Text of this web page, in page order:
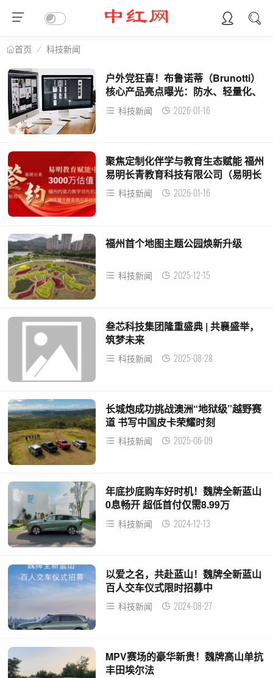
首页 科技新闻
户外党狂喜！布鲁诺蒂（Brunotti）
核心产品亮点曝光：防水、轻量化、
本土化拉满
科技新闻 2026-01-16
聚焦定制化伴学与教育生态赋能 ​福州
易明长青教育科技有限公司（易明长
青）完成天使轮融资
科技新闻 2026-01-16
福州首个地图主题公园焕新升级
科技新闻 2025-12-15
叁芯科技集团隆重盛典 | 共襄盛举，
筑梦未来
科技新闻 2025-08-28
长城炮成功挑战澳洲“地狱级”越野赛
道 书写中国皮卡荣耀时刻
科技新闻 2025-06-09
年底抄底购车好时机！魏牌全新蓝山
0息畅开 超低首付仅需8.99万
科技新闻 2024-12-13
以爱之名，共赴蓝山！魏牌全新蓝山
百人交车仪式限时招募中
科技新闻 2024-08-27
MPV赛场的豪华新贵！魏牌高山单抗
丰田埃尔法